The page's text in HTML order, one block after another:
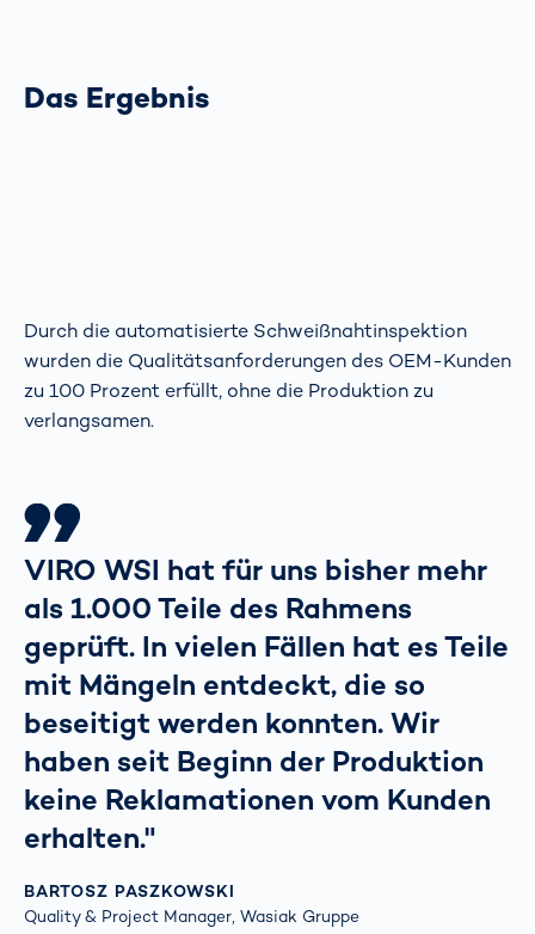
Das Ergebnis
Durch die automatisierte Schweißnahtinspektion
wurden die Qualitätsanforderungen des OEM-Kunden
zu 100 Prozent erfüllt, ohne die Produktion zu
verlangsamen.
VIRO WSI hat für uns bisher mehr
als 1.000 Teile des Rahmens
geprüft. In vielen Fällen hat es Teile
mit Mängeln entdeckt, die so
beseitigt werden konnten. Wir
haben seit Beginn der Produktion
keine Reklamationen vom Kunden
erhalten."
BARTOSZ PASZKOWSKI
Quality & Project Manager, Wasiak Gruppe